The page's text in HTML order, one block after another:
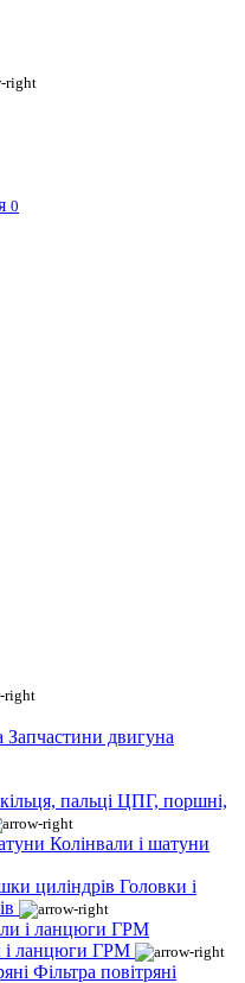
0
Запчастини двигуна
ЦПГ, поршні,
Колінвали і шатуни
Головки і
і ланцюги ГРМ
Фільтра повітряні